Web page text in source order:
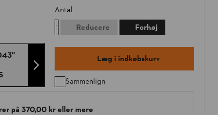
Antal
Reducere
Forhøj
Læg i indkøbskurv
Sammenlign
på 370,00 kr eller mere